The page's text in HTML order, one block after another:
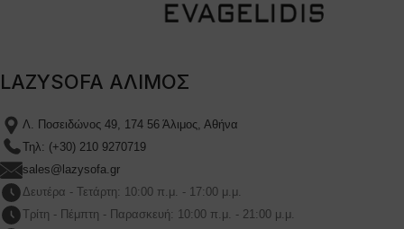
LAZYSOFA ΑΛΙΜΟΣ
Λ. Ποσειδώνος 49, 174 56 Άλιμος, Αθήνα
Τηλ: (+30) 210 9270719
sales@lazysofa.gr
Δευτέρα - Τετάρτη: 10:00 π.μ. - 17:00 μ.μ.
Τρίτη - Πέμπτη - Παρασκευή: 10:00 π.μ. - 21:00 μ.μ.